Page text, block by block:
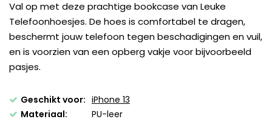
Val op met deze prachtige bookcase van Leuke
Telefoonhoesjes. De hoes is comfortabel te dragen,
beschermt jouw telefoon tegen beschadigingen en vuil,
en is voorzien van een opberg vakje voor bijvoorbeeld
pasjes.
Geschikt voor: iPhone 13
Materiaal:
PU-leer